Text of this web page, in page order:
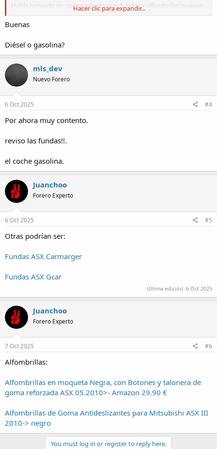
Había pensado en comprarle algunas fundas y alfombrillas nuevas,
he mirado enlaces que tenéis por aquí y ya no funcionan. ¿Alguna
recomendación? A ser posible fundas que no impacten en la
También he visto alguna cosa estética como barras longitudinales o
fondos para los espacios de almacenaje ¿Experiencias?
¿Alguna recomendación adicional?
Hacer clic para expandir...
Buenas
Diésel o gasolina?
mls_dev
Nuevo Forero
6 Oct 2025 #4
Por ahora muy contento.
reviso las fundas!!.
el coche gasolina.
Juanchoo
Forero Experto
6 Oct 2025 #5
Otras podrían ser:
Fundas ASX Carmarger
Fundas ASX Gcar
Última edición: 6 Oct 2025
Juanchoo
Forero Experto
7 Oct 2025 #6
Alfombrillas:
Alfombrillas en moqueta Negra, con Botones y talonera de
goma reforzada ASX 05.2010>- Amazon 29.90 €
Alfombrillas de Goma Antideslizantes para Mitsubishi ASX III
2010-> negro
You must log in or register to reply here.